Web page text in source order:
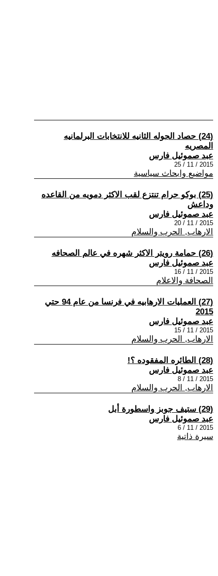
(24) حصاد الجوله الثانيه للانتخابات البرلمانيه
المصريه
عبد صموئيل فارس
2015 / 11 / 25
مواضيع وابحاث سياسية
(25) بوكو حرام تنتزع لقب الاكثر دمويه من القاعده
وداعش
عبد صموئيل فارس
2015 / 11 / 20
الارهاب, الحرب والسلام
(26) حمامة رويتر الاكثر شهره في عالم الصحافه
عبد صموئيل فارس
2015 / 11 / 16
الصحافة والاعلام
(27) العمليات الارهابيه في فرنسا من عام 94 حتي
2015
عبد صموئيل فارس
2015 / 11 / 15
الارهاب, الحرب والسلام
(28) الطائره المفقوده ؟!
عبد صموئيل فارس
2015 / 11 / 8
الارهاب, الحرب والسلام
(29) ستيف جوبز واسطورة أبل
عبد صموئيل فارس
2015 / 11 / 6
سيرة ذاتية